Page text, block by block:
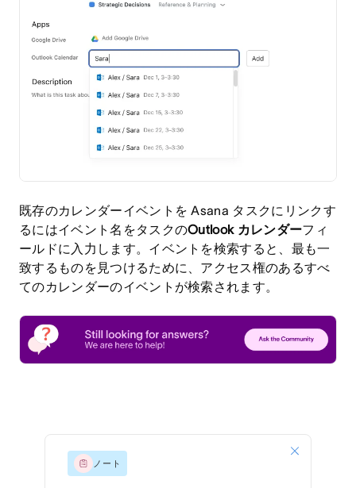
既存のカレンダーイベントを Asana タスクにリンクす
るにはイベント名をタスクのOutlook カレンダーフィ
ールドに入力します。イベントを検索すると、最も一
致するものを見つけるために、アクセス権のあるすべ
てのカレンダーのイベントが検索されます。
ノート